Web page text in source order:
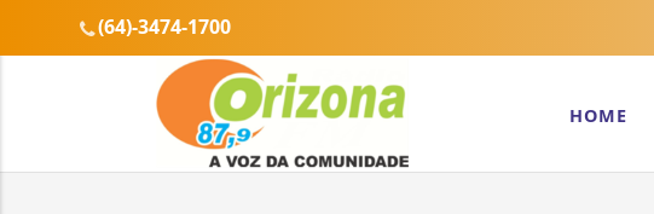
(64)-3474-1700
HOME